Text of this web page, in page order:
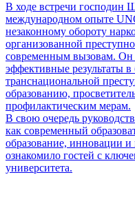
В ходе встречи господин
международном опыте
незаконному обороту
организованной
современным вызовам. Он
эффективные результаты
транснациональной
образованию,
профилактическим мерам.
В свою очередь
как современный
образование, инновации и
ознакомило гостей с
университета.